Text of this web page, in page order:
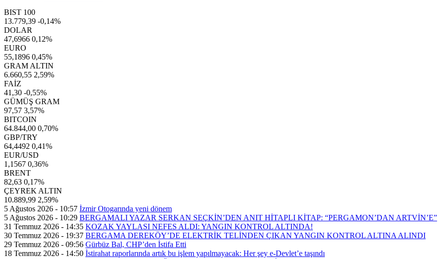
BIST 100
13.779,39 -0,14%
DOLAR
47,6966 0,12%
EURO
55,1896 0,45%
GRAM ALTIN
6.660,55 2,59%
FAİZ
41,30 -0,55%
GÜMÜŞ GRAM
97,57 3,57%
BITCOIN
64.844,00 0,70%
GBP/TRY
64,4492 0,41%
EUR/USD
1,1567 0,36%
BRENT
82,63 0,17%
ÇEYREK ALTIN
10.889,99 2,59%
5 Ağustos 2026 - 10:57 İzmir Otogarında yeni dönem
5 Ağustos 2026 - 10:29 BERGAMALI YAZAR SERKAN SEÇKİN’DEN ANIT HİTAPLI KİTAP: “PERGAMON’DAN ARTVİN’E”
31 Temmuz 2026 - 14:35 KOZAK YAYLASI NEFES ALDI: YANGIN KONTROL ALTINDA!
30 Temmuz 2026 - 19:37 BERGAMA DEREKÖY’DE ELEKTRİK TELİNDEN ÇIKAN YANGIN KONTROL ALTINA ALINDI
29 Temmuz 2026 - 09:56 Gürbüz Bal, CHP’den İstifa Etti
18 Temmuz 2026 - 14:50 İstirahat raporlarında artık bu işlem yapılmayacak: Her şey e-Devlet’e taşındı